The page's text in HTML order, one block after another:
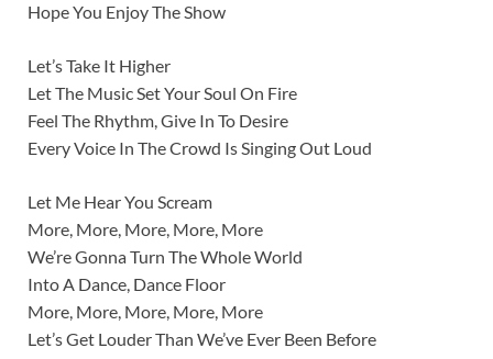
Hope You Enjoy The Show
Let’s Take It Higher
Let The Music Set Your Soul On Fire
Feel The Rhythm, Give In To Desire
Every Voice In The Crowd Is Singing Out Loud
Let Me Hear You Scream
More, More, More, More, More
We’re Gonna Turn The Whole World
Into A Dance, Dance Floor
More, More, More, More, More
Let’s Get Louder Than We’ve Ever Been Before